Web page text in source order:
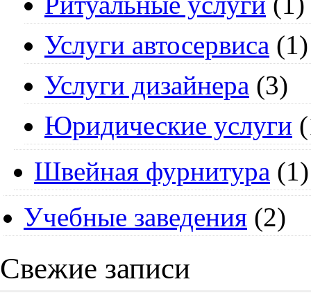
Услуги автосервиса (1)
Услуги дизайнера (3)
Юридические услуги
Швейная фурнитура (1)
Учебные заведения (2)
Свежие записи